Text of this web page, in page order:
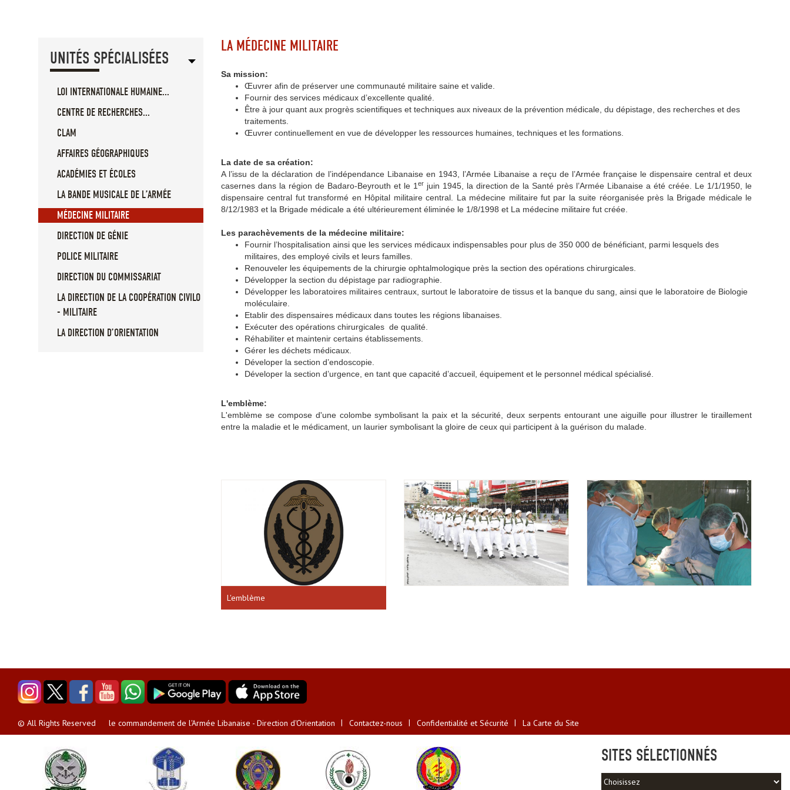
UNITÉS SPÉCIALISÉES
LOI INTERNATIONALE HUMAINE...
CENTRE DE RECHERCHES...
CLAM
AFFAIRES GÉOGRAPHIQUES
ACADÉMIES ET ÉCOLES
LA BANDE MUSICALE DE L’ARMÉE
MÉDECINE MILITAIRE
DIRECTION DE GÉNIE
POLICE MILITAIRE
DIRECTION DU COMMISSARIAT
LA DIRECTION DE LA COOPÉRATION CIVILO
- MILITAIRE
LA DIRECTION D’ORIENTATION
LA MÉDECINE MILITAIRE
Sa mission:
Œuvrer afin de préserver une communauté militaire saine et valide.
Fournir des services médicaux d’excellente qualité.
Être à jour quant aux progrès scientifiques et techniques aux niveaux de la prévention médicale, du dépistage, des recherches et des
traitements.
Œuvrer continuellement en vue de développer les ressources humaines, techniques et les formations.
La date de sa création:
A l’issu de la déclaration de l’indépendance Libanaise en 1943, l’Armée Libanaise a reçu de l’Armée française le dispensaire central et deux
casernes dans la région de Badaro-Beyrouth et le 1 erjuin 1945, la direction de la Santé près l’Armée Libanaise a été créée. Le 1/1/1950, le
dispensaire central fut transformé en Hôpital militaire central. La médecine militaire fut par la suite réorganisée près la Brigade médicale le
8/12/1983 et la Brigade médicale a été ultérieurement éliminée le 1/8/1998 et La médecine militaire fut créée.
Les parachèvements de la médecine militaire:
Fournir l’hospitalisation ainsi que les services médicaux indispensables pour plus de 350 000 de bénéficiant, parmi lesquels des
militaires, des employé civils et leurs familles.
Renouveler les équipements de la chirurgie ophtalmologique près la section des opérations chirurgicales.
Développer la section du dépistage par radiographie.
Développer les laboratoires militaires centraux, surtout le laboratoire de tissus et la banque du sang, ainsi que le laboratoire de Biologie
moléculaire.
Etablir des dispensaires médicaux dans toutes les régions libanaises.
Exécuter des opérations chirurgicales de qualité.
Réhabiliter et maintenir certains établissements.
Gérer les déchets médicaux.
Déveloper la section d’endoscopie.
Déveloper la section d’urgence, en tant que capacité d’accueil, équipement et le personnel médical spécialisé.
L'emblème:
L'emblème se compose d'une colombe symbolisant la paix et la sécurité, deux serpents entourant une aiguille pour illustrer le tiraillement
entre la maladie et le médicament, un laurier symbolisant la gloire de ceux qui participent à la guérison du malade.
L'emblème
© All Rights Reserved le commandement de l'Armée Libanaise - Direction d'Orientation Contactez-nous Confidentialité et Sécurité La Carte du Site
SITES SÉLECTIONNÉS